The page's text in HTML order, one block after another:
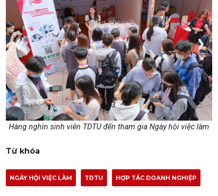
123
Hàng nghìn sinh viên TDTU đến tham gia Ngày hội việc làm
Từ khóa
NGÀY HỘI VIỆC LÀM TDTU HỢP TÁC DOANH NGHIỆP